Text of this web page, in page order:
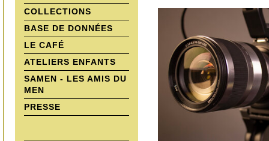
COLLECTIONS
BASE DE DONNÉES
LE CAFÉ
ATELIERS ENFANTS
SAMEN - LES AMIS DU
MEN
PRESSE